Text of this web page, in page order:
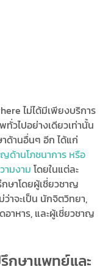
ไม่ได้มีเพียงบริการ
วไปอย่างเดียวเท่านั้น
ด้านอื่นๆ อีก ได้แก่
ด้านโภชนาการ หรือ
ามงาม โดยในแต่ละ
ษาโดยผู้เชี่ยวชาญ
ว่าจะเป็น นักจิตวิทยา,
าหาร, และผู้เชี่ยวชาญ
กษาแพทย์และ